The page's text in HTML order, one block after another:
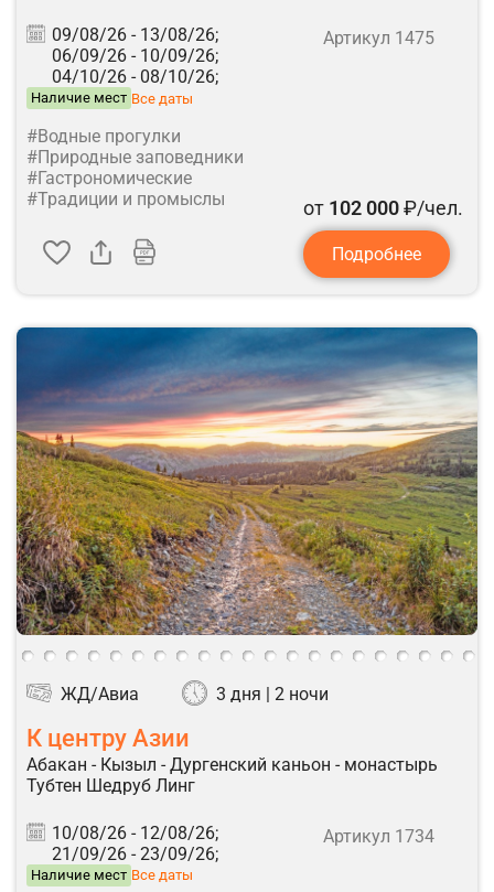
09/08/26 - 13/08/26;
06/09/26 - 10/09/26;
04/10/26 - 08/10/26;
Наличие мест Все даты
Артикул 1475
#Водные прогулки
#Природные заповедники
#Гастрономические
#Традиции и промыслы
от 102 000₽/чел.
Подробнее
ЖД/Авиа 3 дня | 2 ночи
К центру Азии
Абакан - Кызыл - Дургенский каньон - монастырь
Тубтен Шедруб Линг
10/08/26 - 12/08/26;
21/09/26 - 23/09/26;
Наличие мест Все даты
Артикул 1734